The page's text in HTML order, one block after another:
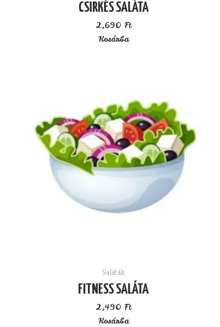
CSIRKÉS SALÁTA
2,690 Ft
Kosárba
Saláták
FITNESS SALÁTA
2,490 Ft
Kosárba